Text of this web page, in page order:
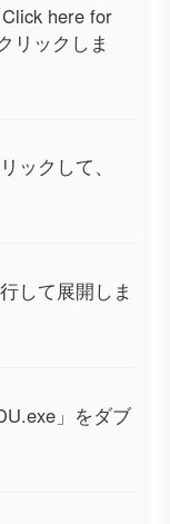
here for
リックしま
ックして、
して展開しま
」をダブ